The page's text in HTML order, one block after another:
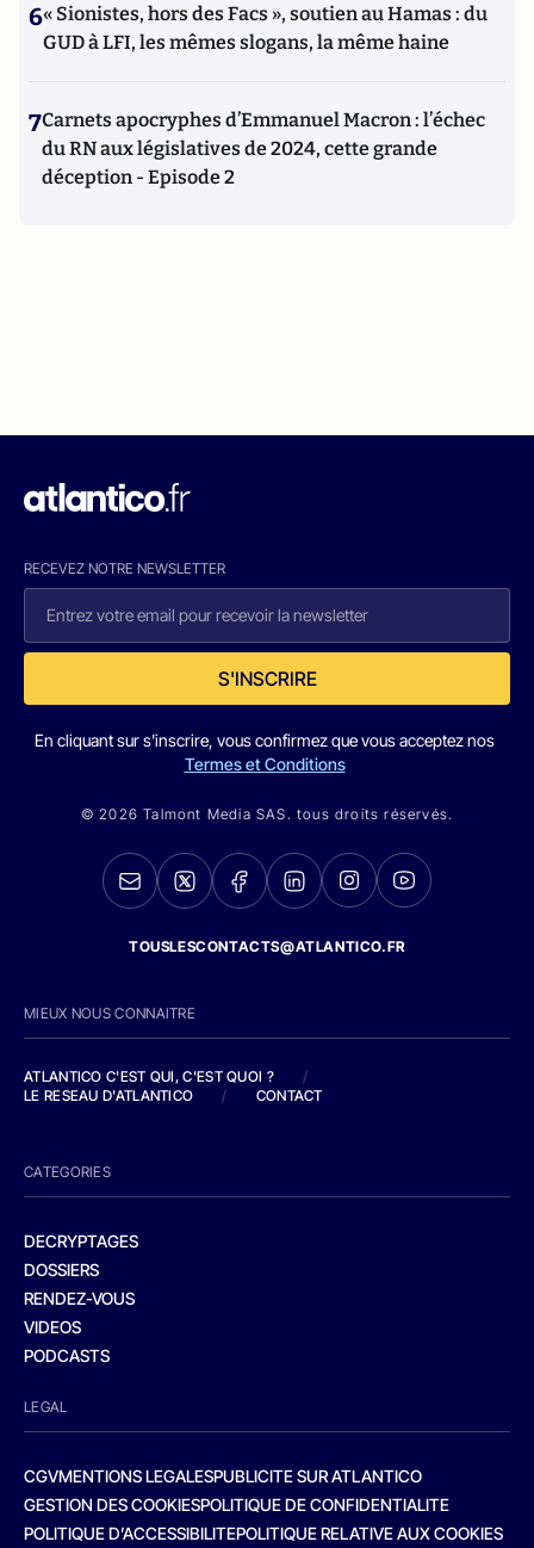
6« Sionistes, hors des Facs », soutien au Hamas : du
GUD à LFI, les mêmes slogans, la même haine
7Carnets apocryphes d’Emmanuel Macron : l’échec
du RN aux législatives de 2024, cette grande
déception - Episode 2
RECEVEZ NOTRE NEWSLETTER
S'INSCRIRE
En cliquant sur s'inscrire, vous confirmez que vous acceptez nos
Termes et Conditions
© 2026 Talmont Media SAS. tous droits réservés.
TOUSLESCONTACTS@ATLANTICO.FR
MIEUX NOUS CONNAITRE
ATLANTICO C'EST QUI, C'EST QUOI ?
/
LE RESEAU D'ATLANTICO
/ CONTACT
CATEGORIES
DECRYPTAGES
DOSSIERS
RENDEZ-VOUS
VIDEOS
PODCASTS
LEGAL
CGVMENTIONS LEGALESPUBLICITE SUR ATLANTICO
GESTION DES COOKIESPOLITIQUE DE CONFIDENTIALITE
POLITIQUE D’ACCESSIBILITEPOLITIQUE RELATIVE AUX COOKIES